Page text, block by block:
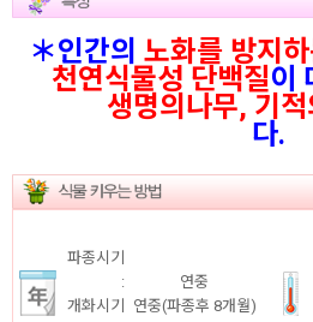
＊인간의 노화를 방지
천연식물성 단백질이
생명의나무, 기
다.
파종시기
:
개화시기
연중
연중(파종후 8개월)